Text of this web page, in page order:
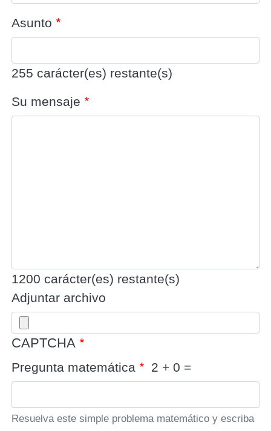
Asunto
255 carácter(es) restante(s)
Su mensaje
1200 carácter(es) restante(s)
Adjuntar archivo
CAPTCHA
Pregunta matemática 2 + 0 =
Resuelva este simple problema matemático y escriba